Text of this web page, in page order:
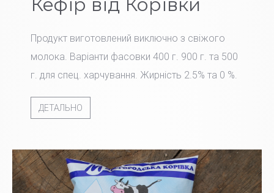
Кефір від Корівки
Продукт виготовлений виключно з свіжого
молока. Варіанти фасовки 400 г. 900 г. та 500
г. для спец. харчування. Жирність 2.5% та 0 %.
ДЕТАЛЬНО